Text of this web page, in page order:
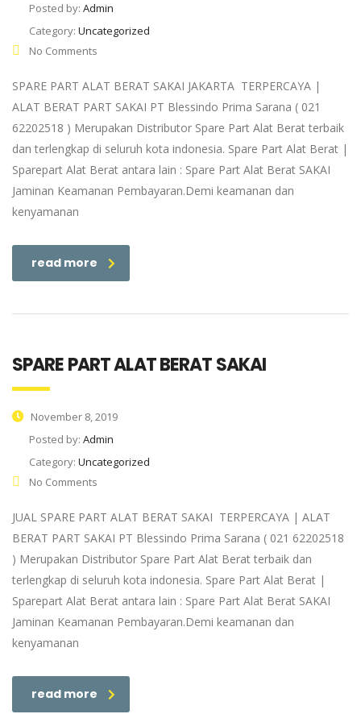
Posted by: Admin
Category: Uncategorized
No Comments
SPARE PART ALAT BERAT SAKAI JAKARTA TERPERCAYA |
ALAT BERAT PART SAKAI PT Blessindo Prima Sarana ( 021
62202518 ) Merupakan Distributor Spare Part Alat Berat terbaik
dan terlengkap di seluruh kota indonesia. Spare Part Alat Berat |
Sparepart Alat Berat antara lain : Spare Part Alat Berat SAKAI
Jaminan Keamanan Pembayaran.Demi keamanan dan
kenyamanan
read more
SPARE PART ALAT BERAT SAKAI
November 8, 2019
Posted by: Admin
Category: Uncategorized
No Comments
JUAL SPARE PART ALAT BERAT SAKAI TERPERCAYA | ALAT
BERAT PART SAKAI PT Blessindo Prima Sarana ( 021 62202518
) Merupakan Distributor Spare Part Alat Berat terbaik dan
terlengkap di seluruh kota indonesia. Spare Part Alat Berat |
Sparepart Alat Berat antara lain : Spare Part Alat Berat SAKAI
Jaminan Keamanan Pembayaran.Demi keamanan dan
kenyamanan
read more